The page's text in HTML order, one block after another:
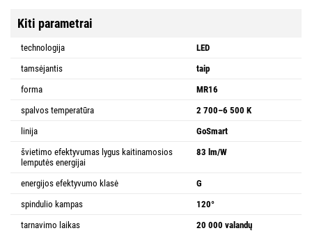
Kiti parametrai
technologija
LED
tamsėjantis
taip
forma
MR16
spalvos temperatūra
2 700–6 500 K
linija
GoSmart
švietimo efektyvumas lygus kaitinamosios
lemputės energijai
83 lm/W
energijos efektyvumo klasė
G
spindulio kampas
120°
tarnavimo laikas
20 000 valandų